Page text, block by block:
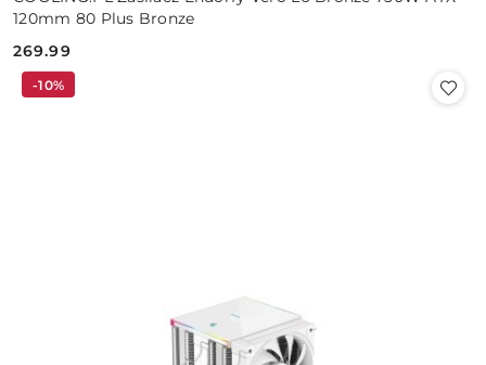
120mm 80 Plus Bronze
Cena:
269.99
-10%